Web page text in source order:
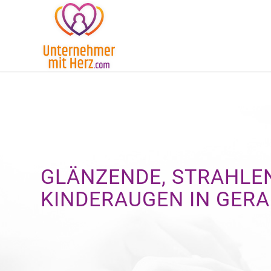
GLÄNZENDE,
KINDERAUGEN IN GERA